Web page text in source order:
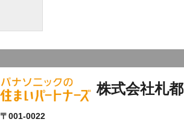
株式会社札都
〒001-0022